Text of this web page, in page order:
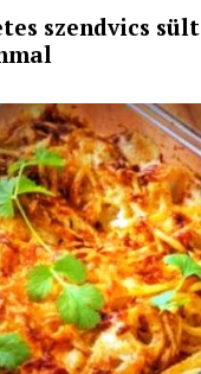
szendvics sült